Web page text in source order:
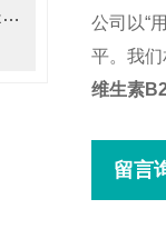
总胆汁酸(TBA)质控样品的有效期是多久呢？
公司以“
平。我
维生素
留言